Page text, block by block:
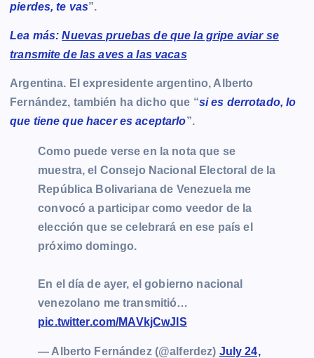
pierdes, te vas”.
Lea más:Nuevas pruebas de que la gripe aviar se
transmite de las aves a las vacas
Argentina. El expresidente argentino, Alberto
Fernández, también ha dicho que “si es derrotado, lo
que tiene que hacer es aceptarlo”.
Como puede verse en la nota que se
muestra, el Consejo Nacional Electoral de la
República Bolivariana de Venezuela me
convocó a participar como veedor de la
elección que se celebrará en ese país el
próximo domingo.
En el día de ayer, el gobierno nacional
venezolano me transmitió…
pic.twitter.com/MAVkjCwJIS
— Alberto Fernández (@alferdez) July 24,